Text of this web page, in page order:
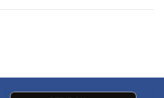
खाई में धक्का… आरोपियों ने